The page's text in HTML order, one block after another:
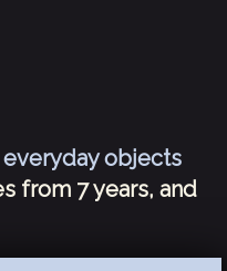
objects
from 7 years, and